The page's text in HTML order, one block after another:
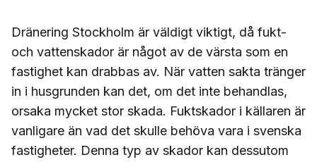
Dränering Stockholm är väldigt viktigt, då fukt-
och vattenskador är något av de värsta som en
fastighet kan drabbas av. När vatten sakta tränger
in i husgrunden kan det, om det inte behandlas,
orsaka mycket stor skada. Fuktskador i källaren är
vanligare än vad det skulle behöva vara i svenska
fastigheter. Denna typ av skador kan dessutom